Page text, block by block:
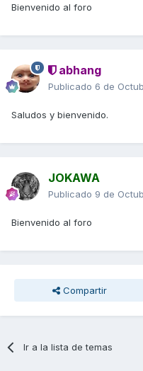
Bienvenido al foro
abhang
Publicado 6 de
Saludos y bienvenido.
JOKAWA
Publicado 9 de
Bienvenido al foro
Compartir
Ir a la lista de temas